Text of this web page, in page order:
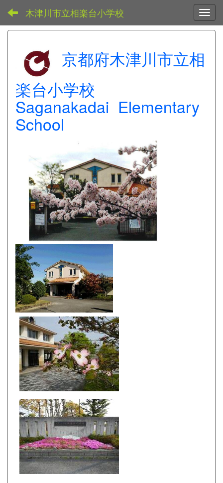
木津川市立相楽台小学校
京都府木津川市立相
楽台小学校
Saganakadai Elementary
School